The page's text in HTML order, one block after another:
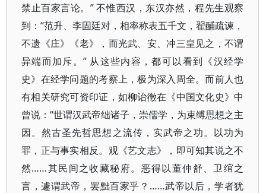
禁止百家言论。” 不惟西汉，东汉亦然，程先生观察
到：“范升、李固廷对，相率称表五千文，翟酺疏谏，
不遗《庄》《老》，而光武、安、冲三皇见之，不谓
异端而加斥。” 从这些内容，都可以看到《汉经学
史》在经学问题的考察上，极为深入周全。而前人也
有相关研究可资印证，如柳诒徵在《中国文化史》中
曾说：“世谓汉武帝绌诸子，崇儒学，为束缚思想之主
因。然古圣先哲思想之流传，实武帝之功。以功为
罪，正与事实相反。观《艺文志》，即可知其说之不
然……其民间之收藏秘府。恶得以董仲舒、卫绾之
言，遽谓武帝，罢黜百家乎？……武帝以后，学者犹